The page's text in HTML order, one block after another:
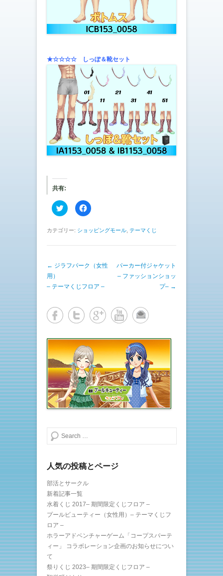
★☆☆☆☆ しっぽ＆靴セット
共有:
ク
リ
し
w
t
で
共
新
し
い
ン
ド
ウ
で
開
き
ま
す
)
F
a
b
k
有
に
は
ッ
ク
し
だ
さ
い
(
新
し
い
ウ
ィ
ン
ド
ウ
で
ま
カテゴリー: ショッピングモール テーマくじ
投稿ナビゲーション
← ジラフパーク（女性
用）
– テーマくじフロア –
パーカー付ジャケット
– ファッションショッ
プ– →
検索する
人気の投稿とページ
部活とサークル
新着記事一覧
水着くじ 2017– 期間限定くじフロア –
プールビューティー（女性用）– テーマくじフ
ロア –
ホラーアドベンチャーゲーム「コープスパーテ
ィー」 コラボレーション企画のお知らせについ
て
祭りくじ 2023– 期間限定くじフロア –